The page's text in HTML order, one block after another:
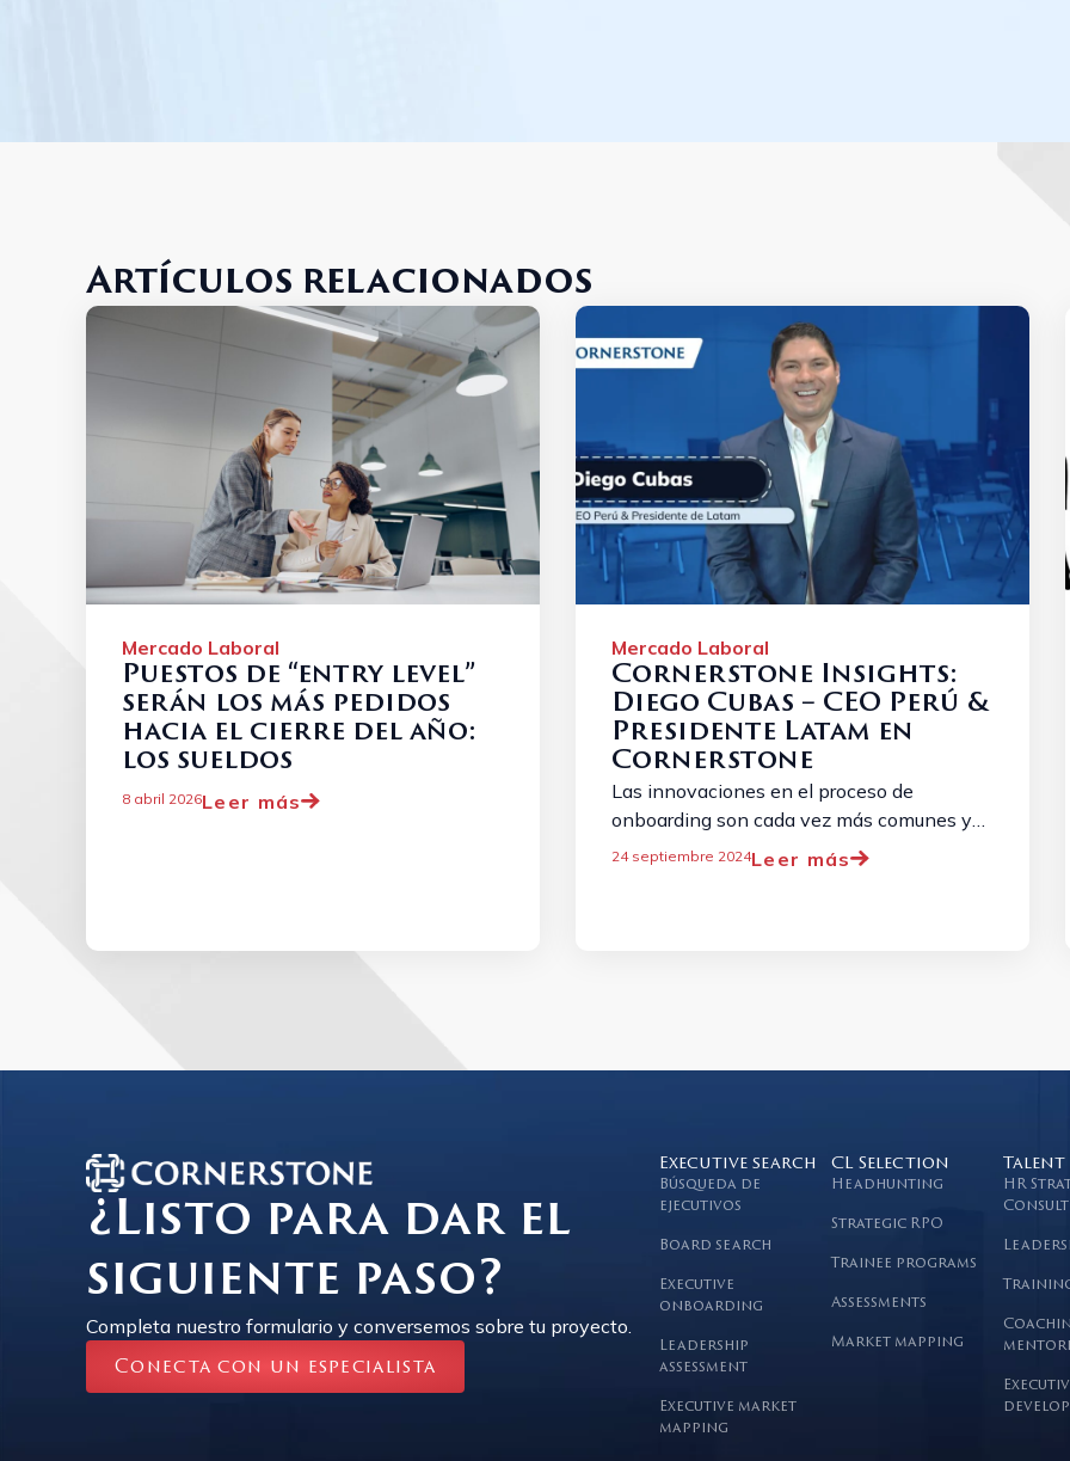
Artículos relacionados
Mercado Laboral
Puestos de “entry level”
serán los más pedidos
hacia el cierre del año:
los sueldos
8 abril 2026Leer más
Mercado Laboral
Cornerstone Insights:
Diego Cubas – CEO Perú &
Presidente Latam en
Cornerstone
Las innovaciones en el proceso de
onboarding son cada vez más comunes y
necesarias debido a la evolución constante
24 septiembre 2024Leer más
¿Listo para dar el
siguiente paso?
Completa nuestro formulario y conversemos sobre tu proyecto.
Conecta con un especialista
Executive search
Búsqueda de
ejecutivos
Board search
Executive
onboarding
Leadership
assessment
Executive market
mapping
CL Selection
Headhunting
Strategic RPO
Trainee programs
Assessments
Market mapping
HR